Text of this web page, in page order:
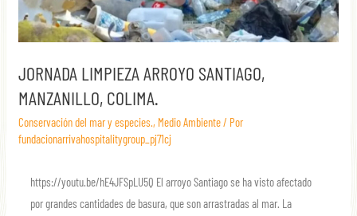
JORNADA LIMPIEZA ARROYO SANTIAGO,
MANZANILLO, COLIMA.
Conservación del mar y especies., Medio Ambiente/ Por
fundacionarrivahospitalitygroup_pj71cj
https://youtu.be/hE4JFSpLU5Q El arroyo Santiago se ha visto afectado
por grandes cantidades de basura, que son arrastradas al mar. La